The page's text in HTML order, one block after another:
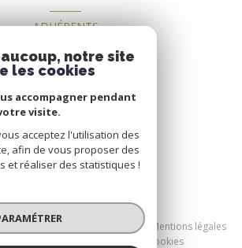
ADHÉRENTS
ADHÉRONS
2026 | Tous droits réservés
Nos partenaires
Mentions légales
Cookies
notre site
les cookies
accompagner pendant
visite.
acceptez l'utilisation des
afin de vous proposer des
et réaliser des statistiques !